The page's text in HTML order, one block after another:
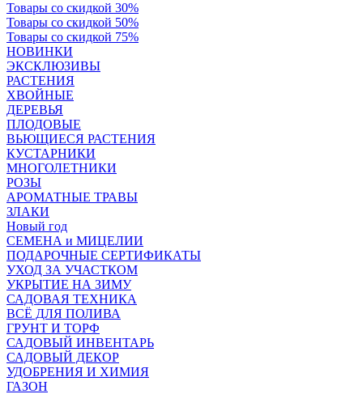
Товары со скидкой 30%
Товары со скидкой 50%
Товары со скидкой 75%
НОВИНКИ
ЭКСКЛЮЗИВЫ
РАСТЕНИЯ
ХВОЙНЫЕ
ДЕРЕВЬЯ
ПЛОДОВЫЕ
ВЬЮЩИЕСЯ РАСТЕНИЯ
КУСТАРНИКИ
МНОГОЛЕТНИКИ
РОЗЫ
АРОМАТНЫЕ ТРАВЫ
ЗЛАКИ
Новый год
СЕМЕНА и МИЦЕЛИИ
ПОДАРОЧНЫЕ СЕРТИФИКАТЫ
УХОД ЗА УЧАСТКОМ
УКРЫТИЕ НА ЗИМУ
САДОВАЯ ТЕХНИКА
ВСЁ ДЛЯ ПОЛИВА
ГРУНТ И ТОРФ
САДОВЫЙ ИНВЕНТАРЬ
САДОВЫЙ ДЕКОР
УДОБРЕНИЯ И ХИМИЯ
ГАЗОН